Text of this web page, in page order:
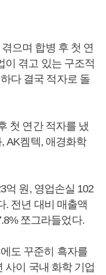
으며 합병 후 첫 연
이 겪고 있는 구조적
다 결국 적자로 돌
첫 연간 적자를 냈
AK켐텍, 애경화학
억 원, 영업손실 102
. 전년 대비 매출액
쪼그라들었다.
도 꾸준히 흑자를
사이 국내 화학 기업